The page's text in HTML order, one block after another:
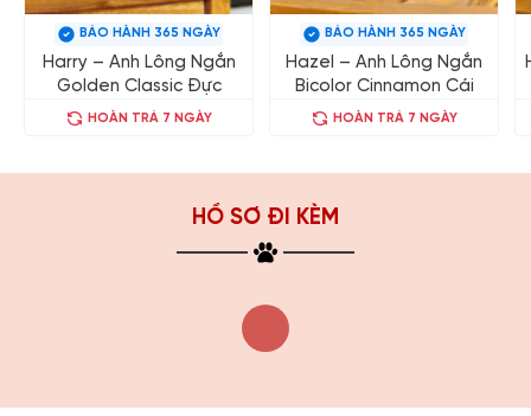
BẢO HÀNH 365 NGÀY
Harry – Anh Lông Ngắn
Golden Classic Đực
HOÀN TRẢ 7 NGÀY
BẢO HÀNH 365 NGÀY
Hazel – Anh Lông Ngắn
Bicolor Cinnamon Cái
HOÀN TRẢ 7 NGÀY
HỒ SƠ ĐI KÈM